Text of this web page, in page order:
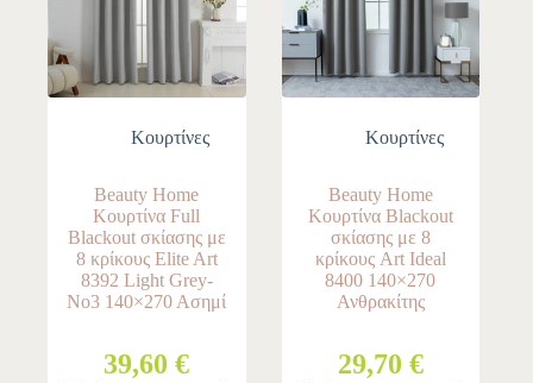
Κουρτίνες
Beauty Home
Κουρτίνα Full
Blackout σκίασης με
8 κρίκους Elite Art
8392 Light Grey-
Νο3 140×270 Ασημί
39,60 €
Κουρτίνες
Beauty Home
Κουρτίνα Blackout
σκίασης με 8
κρίκους Art Ideal
8400 140×270
Ανθρακίτης
29,70 €